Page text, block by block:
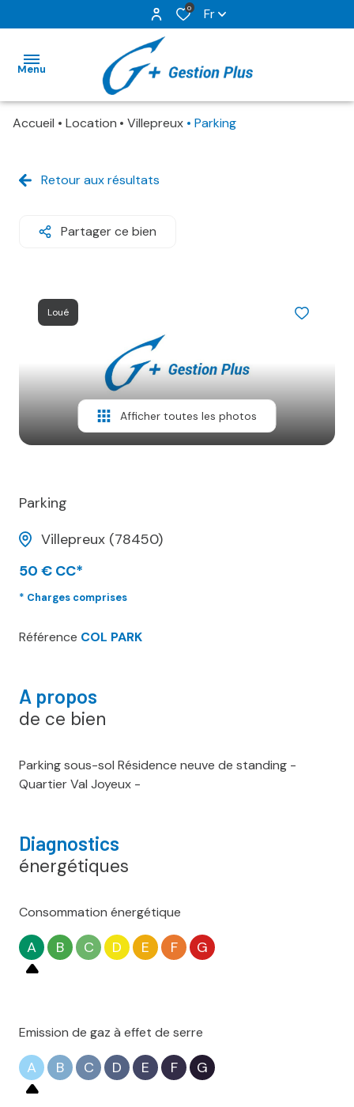
0 Fr
Menu
NOS
NOS
SERVICES
CLIENTS
CONTACT
Accueil Location Villepreux Parking
Retour aux résultats
Partager ce bien
Loué
Afficher toutes les photos
Parking
Villepreux (78450)
50 € CC*
* Charges comprises
Référence COL PARK
A propos
de ce bien
Parking sous-sol Résidence neuve de standing -
Quartier Val Joyeux -
Diagnostics
énergétiques
Consommation énergétique
A B C D E F G
Emission de gaz à effet de serre
A B C D E F G